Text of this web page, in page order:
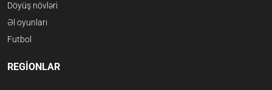
Döyüş növləri
Əl oyunları
Futbol
REGİONLAR